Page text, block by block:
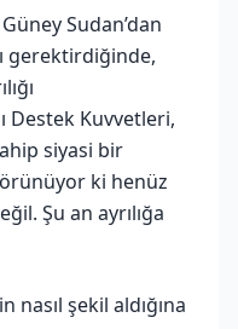
Sudan’dan
gerektirdiğinde,
Destek Kuvvetleri,
siyasi bir
ki henüz
Şu an ayrılığa
nasıl şekil aldığına